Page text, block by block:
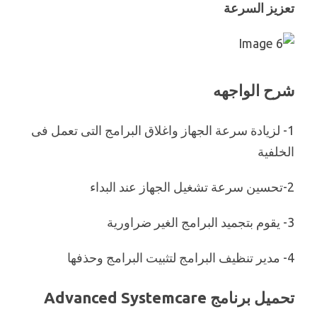
تعزيز السرعة
شرح الواجهه
1- لزيادة سرعة الجهاز واغلاق البرامج التى تعمل فى
الخلفية
2-تحسين سرعة تشغيل الجهاز عند البداء
3- يقوم بتجميد البرامج الغير ضراورية
4- مدير تنظيف البرامج لتثبيت البرامج وحذفها
تحميل برنامج Advanced Systemcare